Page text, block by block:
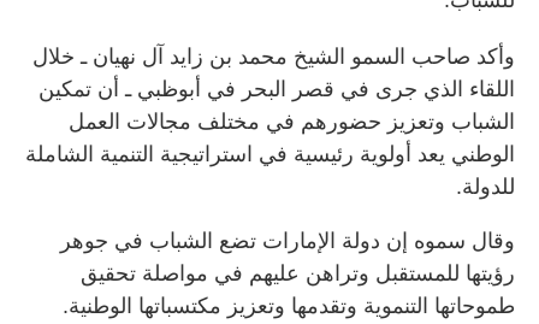
وأكد صاحب السمو الشيخ محمد بن زايد آل نهيان ـ خلال
اللقاء الذي جرى في قصر البحر في أبوظبي ـ أن تمكين
الشباب وتعزيز حضورهم في مختلف مجالات العمل
الوطني يعد أولوية رئيسية في استراتيجية التنمية الشاملة
للدولة.
وقال سموه إن دولة الإمارات تضع الشباب في جوهر
رؤيتها للمستقبل وتراهن عليهم في مواصلة تحقيق
طموحاتها التنموية وتقدمها وتعزيز مكتسباتها الوطنية.